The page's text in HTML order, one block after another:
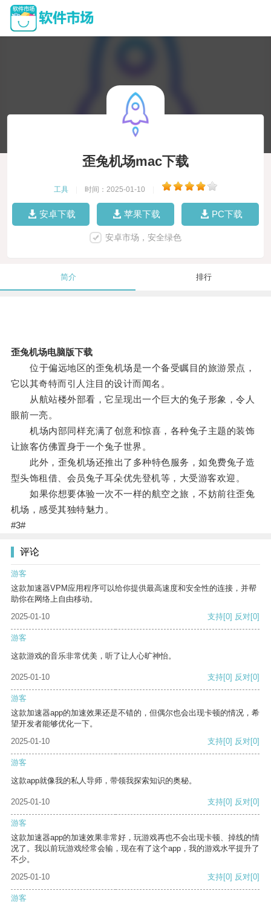
歪兔机场mac下载
工具 时间：2025-01-10
安卓下载 苹果下载 PC下载
安卓市场，安全绿色
简介 排行
歪兔机场电脑版下载
位于偏远地区的歪兔机场是一个备受瞩目的旅游景点，
它以其奇特而引人注目的设计而闻名。
从航站楼外部看，它呈现出一个巨大的兔子形象，令人
眼前一亮。
机场内部同样充满了创意和惊喜，各种兔子主题的装饰
让旅客仿佛置身于一个兔子世界。
此外，歪兔机场还推出了多种特色服务，如免费兔子造
型头饰租借、会员兔子耳朵优先登机等，大受游客欢迎。
如果你想要体验一次不一样的航空之旅，不妨前往歪兔
机场，感受其独特魅力。
#3#
评论
游客
这款加速器VPM应用程序可以给你提供最高速度和安全性的连接，并帮
助你在网络上自由移动。
2025-01-10
支持[0] 反对[0]
游客
这款游戏的音乐非常优美，听了让人心旷神怡。
2025-01-10 支持[0] 反对[0]
游客
这款加速器app的加速效果还是不错的，但偶尔也会出现卡顿的情况，希
望开发者能够优化一下。
2025-01-10
支持[0] 反对[0]
游客
这款app就像我的私人导师，带领我探索知识的奥秘。
2025-01-10 支持[0] 反对[0]
游客
这款加速器app的加速效果非常好，玩游戏再也不会出现卡顿、掉线的情
况了。我以前玩游戏经常会输，现在有了这个app，我的游戏水平提升了
不少。
2025-01-10
支持[0] 反对[0]
游客